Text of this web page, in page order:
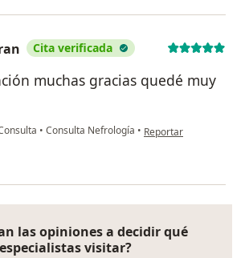
Cita verificada
muchas gracias quedé muy
• Consulta Nefrología • en opinión del
Reportar
las opiniones a decidir qué
especialistas visitar?